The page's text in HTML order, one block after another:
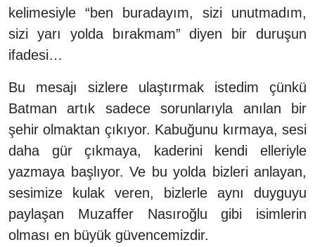
kelimesiyle “ben buradayım, sizi unutmadım,
sizi yarı yolda bırakmam” diyen bir duruşun
ifadesi…
Bu mesajı sizlere ulaştırmak istedim çünkü
Batman artık sadece sorunlarıyla anılan bir
şehir olmaktan çıkıyor. Kabuğunu kırmaya, sesi
daha gür çıkmaya, kaderini kendi elleriyle
yazmaya başlıyor. Ve bu yolda bizleri anlayan,
sesimize kulak veren, bizlerle aynı duyguyu
paylaşan Muzaffer Nasıroğlu gibi isimlerin
olması en büyük güvencemizdir.